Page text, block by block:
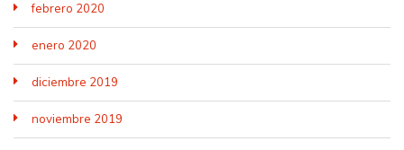
febrero 2020
enero 2020
diciembre 2019
noviembre 2019